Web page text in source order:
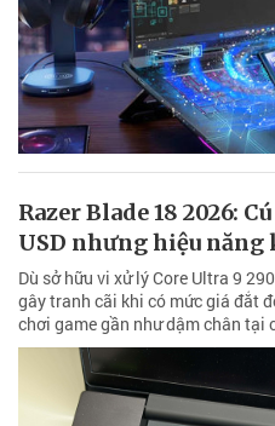
Razer Blade 18 2026:
USD nhưng hiệu năng
Dù sở hữu vi xử lý Core Ultra 9
gây tranh cãi khi có mức giá đắt
chơi game gần như dậm chân tại